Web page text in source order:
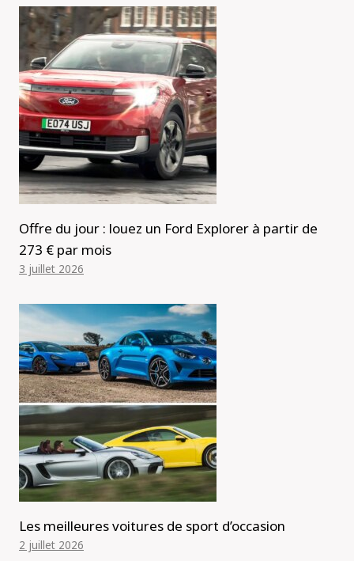
Offre du jour : louez un Ford Explorer à partir de
273 € par mois
3 juillet 2026
Les meilleures voitures de sport d’occasion
2 juillet 2026